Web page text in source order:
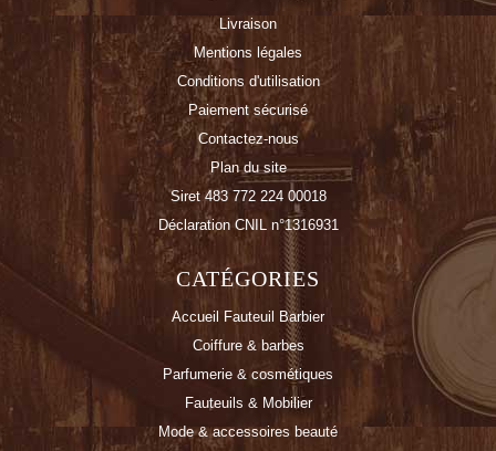
Livraison
Mentions légales
Conditions d'utilisation
Paiement sécurisé
Contactez-nous
Plan du site
Siret 483 772 224 00018
Déclaration CNIL n°1316931
CATÉGORIES
Accueil Fauteuil Barbier
Coiffure & barbes
Parfumerie & cosmétiques
Fauteuils & Mobilier
Mode & accessoires beauté